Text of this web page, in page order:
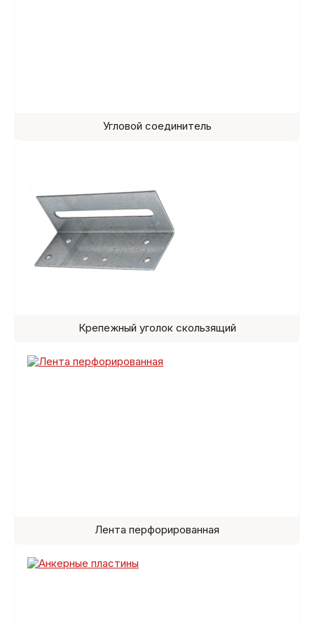
Угловой соединитель
Крепежный уголок скользящий
Лента перфорированная